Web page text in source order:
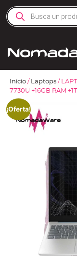
Inicio / Laptops /
7730U +16GB RAM
¡Oferta!